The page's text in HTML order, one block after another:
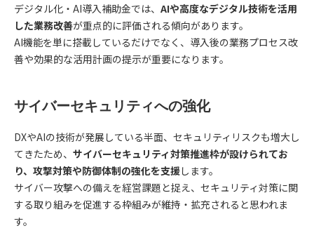
デジタル化・AI導入補助金では、 AIや高度なデジタル技術を活用
した業務改善が重点的に評価される傾向があります。
AI機能を単に搭載しているだけでなく、導入後の業務プロセス改
善や効果的な活用計画の提示が重要になります。
サイバーセキュリティへの強化
DXやAIの技術が発展している半面、セキュリティリスクも増大し
てきたため、 サイバーセキュリティ対策推進枠が設けられてお
り、攻撃対策や防御体制の強化を支援します。
サイバー攻撃への備えを経営課題と捉え、セキュリティ対策に関
する取り組みを促進する枠組みが維持・拡充されると思われま
す。